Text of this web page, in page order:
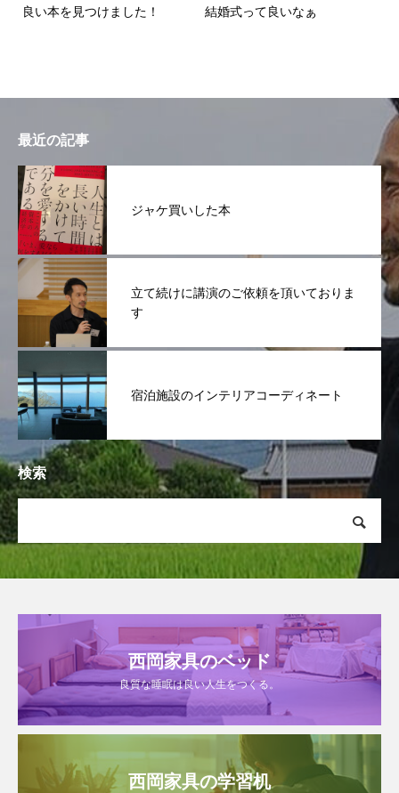
良い本を見つけました！ 結婚式って良いなぁ
最近の記事
ジャケ買いした本
立て続けに講演のご依頼を頂いておりま
す
宿泊施設のインテリアコーディネート
検索
西岡家具のベッド
良質な睡眠は良い人生をつくる。
西岡家具の学習机